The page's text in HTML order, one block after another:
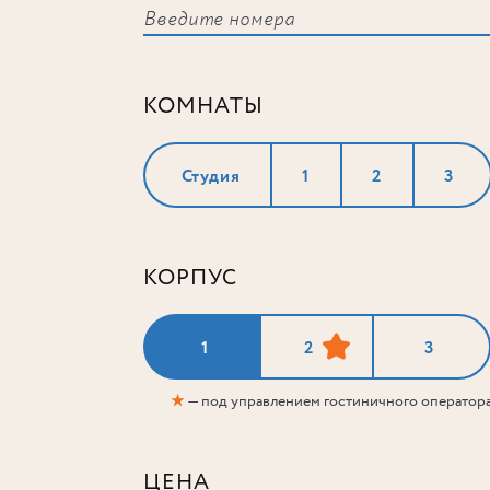
КОМНАТЫ
Студия 1 2 3
КОРПУС
1 2 3
★— под управлением гостиничного
ЦЕНА